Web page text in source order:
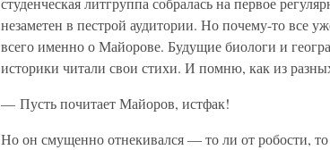
незаметен в пестрой аудитории. Но почему-то все
всего именно о Майорове. Будущие биологи и
историки читали свои стихи. И помню, как из
— Пусть почитает Майоров, истфак!
Но он смущенно отнекивался — то ли от робости,